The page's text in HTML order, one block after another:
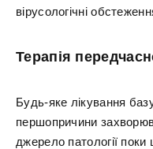
вірусологічні
Терапія
Будь-яке лікування
першопричини
джерело патології